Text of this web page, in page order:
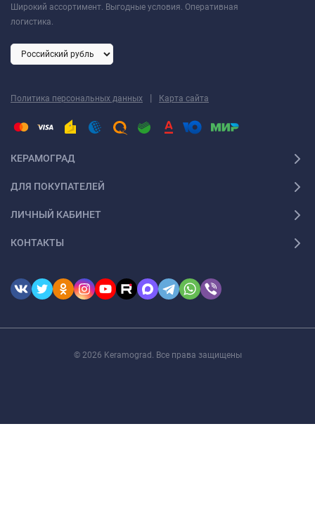
Широкий ассортимент. Выгодные условия. Оперативная
логистика.
Политика персональных данных | Карта сайта
КЕРАМОГРАД
ДЛЯ ПОКУПАТЕЛЕЙ
ЛИЧНЫЙ КАБИНЕТ
КОНТАКТЫ
© 2026 Keramograd. Все права защищены